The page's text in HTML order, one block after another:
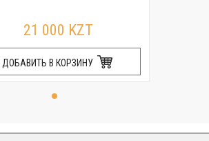
21 000 KZT
ДОБАВИТЬ В КОРЗИНУ